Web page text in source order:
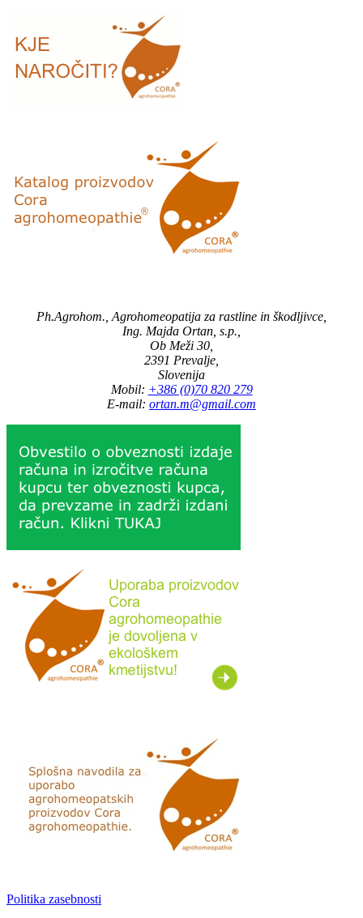
Ph.Agrohom., Agrohomeopatija za rastline in škodljivce,
Ing. Majda Ortan, s.p.,
Ob Meži 30,
2391 Prevalje,
Slovenija
Mobil: +386 (0)70 820 279
E-mail: ortan.m@gmail.com
Politika zasebnosti